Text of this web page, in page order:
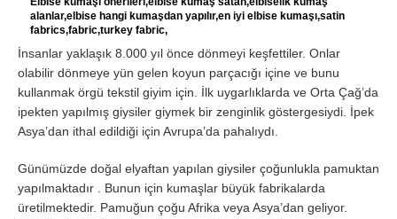
alanlar,elbise hangi kumaşdan yapılır,en iyi elbise kumaşı,satin
fabrics,fabric,turkey fabric,
İnsanlar yaklaşık 8.000 yıl önce dönmeyi keşfettiler. Onlar
olabilir dönmeye yün gelen koyun parçacığı içine ve bunu
kullanmak örgü tekstil giyim için. İlk uygarlıklarda ve Orta Çağ’da
ipekten yapılmış giysiler giymek bir zenginlik göstergesiydi. İpek
Asya’dan ithal edildiği için Avrupa’da pahalıydı.
Günümüzde doğal elyaftan yapılan giysiler çoğunlukla pamuktan
yapılmaktadır . Bunun için kumaşlar büyük fabrikalarda
üretilmektedir. Pamuğun çoğu Afrika veya Asya’dan geliyor.